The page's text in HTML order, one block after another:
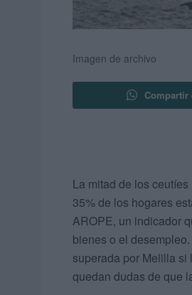
Imagen de archivo
Compartir
La mitad de los
35% de los hogares
AROPE, un indicador
bienes o el
superada por Melilla si
quedan dudas de que